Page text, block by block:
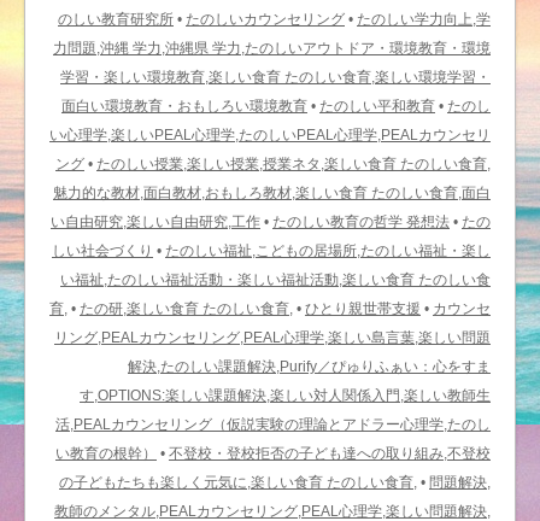
のしい教育研究所 • たのしいカウンセリング • たのしい学力向上,学
力問題,沖縄 学力,沖縄県 学力,たのしいアウトドア・環境教育・環境
学習・楽しい環境教育,楽しい食育 たのしい食育,楽しい環境学習・
面白い環境教育・おもしろい環境教育 • たのしい平和教育 • たのし
い心理学,楽しいPEAL心理学,たのしいPEAL心理学,PEALカウンセリ
ング • たのしい授業,楽しい授業,授業ネタ,楽しい食育 たのしい食育,
魅力的な教材,面白教材,おもしろ教材,楽しい食育 たのしい食育,面白
い自由研究,楽しい自由研究,工作 • たのしい教育の哲学 発想法 • たの
しい社会づくり • たのしい福祉,こどもの居場所,たのしい福祉・楽し
い福祉,たのしい福祉活動・楽しい福祉活動,楽しい食育 たのしい食
育, • たの研,楽しい食育 たのしい食育, • ひとり親世帯支援 • カウンセ
リング,PEALカウンセリング,PEAL心理学,楽しい島言葉,楽しい問題
解決,たのしい課題解決,Purify／ぴゅりふぁい：心をすま
す,OPTIONS:楽しい課題解決,楽しい対人関係入門,楽しい教師生
活,PEALカウンセリング（仮説実験の理論とアドラー心理学,たのし
い教育の根幹）
• 不登校・登校拒否の子ども達への取り組み,不登校
の子どもたちも楽しく元気に,楽しい食育 たのしい食育, • 問題解決,
教師のメンタル,PEALカウンセリング,PEAL心理学,楽しい問題解決,